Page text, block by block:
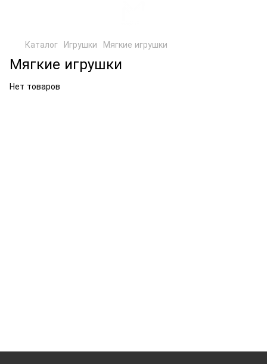
Каталог Игрушки Мягкие игрушки
Мягкие игрушки
Нет товаров